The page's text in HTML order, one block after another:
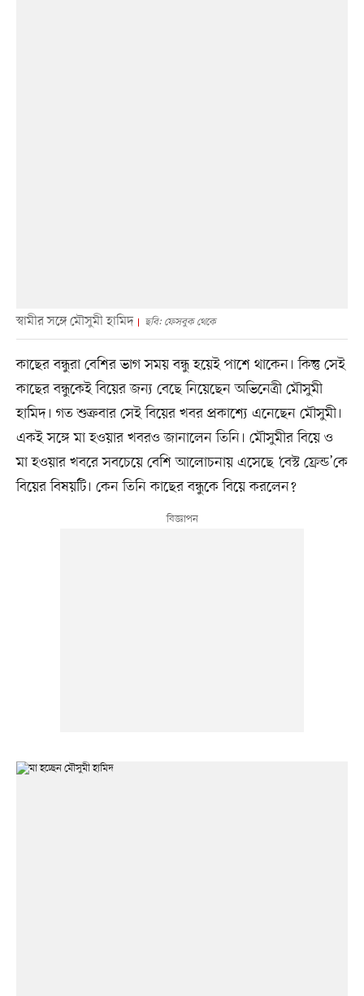
স্বামীর সঙ্গে মৌসুমী হামিদ ছবি: ফেসবুক থেকে
কাছের বন্ধুরা বেশির ভাগ সময় বন্ধু হয়েই পাশে থাকেন। কিন্তু সেই
কাছের বন্ধুকেই বিয়ের জন্য বেছে নিয়েছেন অভিনেত্রী মৌসুমী
হামিদ। গত শুক্রবার সেই বিয়ের খবর প্রকাশ্যে এনেছেন মৌসুমী।
একই সঙ্গে মা হওয়ার খবরও জানালেন তিনি। মৌসুমীর বিয়ে ও
মা হওয়ার খবরে সবচেয়ে বেশি আলোচনায় এসেছে ‘বেস্ট ফ্রেন্ড’কে
বিয়ের বিষয়টি। কেন তিনি কাছের বন্ধুকে বিয়ে করলেন?